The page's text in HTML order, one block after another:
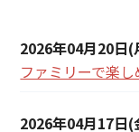
2026年04月20日(
ファミリーで楽
2026年04月17日(